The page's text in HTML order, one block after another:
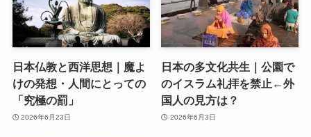
日本仏教と西洋思想｜魔よ
けの発想・人間にとっての
「究極の罰」
2026年6月23日
日本の多文化共生｜公園で
のイスラム礼拝を禁止←外
国人の見方は？
2026年6月3日